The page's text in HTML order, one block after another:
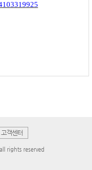
고객센터
rights reserved